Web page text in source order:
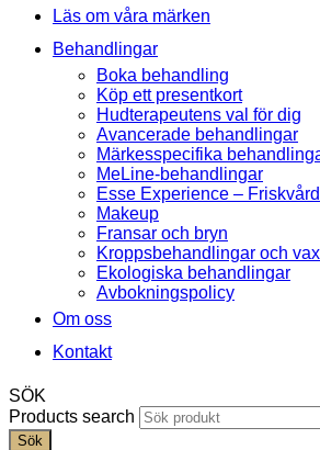
Läs om våra märken
Behandlingar
Boka behandling
Köp ett presentkort
Hudterapeutens val för dig
Avancerade behandlingar
Märkesspecifika
MeLine-behandlingar
Esse Experience – Friskvård
Makeup
Fransar och bryn
Kroppsbehandlingar och
Ekologiska behandlingar
Avbokningspolicy
Om oss
Kontakt
SÖK
Products search
Sök